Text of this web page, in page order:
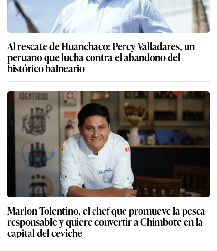
Al rescate de Huanchaco: Percy Valladares, un
peruano que lucha contra el abandono del
histórico balneario
Marlon Tolentino, el chef que promueve la pesca
responsable y quiere convertir a Chimbote en la
capital del ceviche